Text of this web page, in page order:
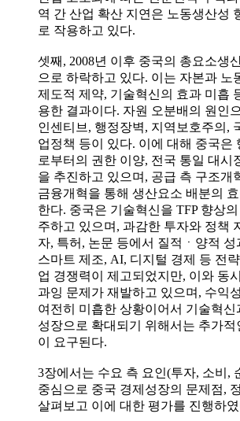
역 간 산업 확산 지연은 노동생산성
로 작용하고 있다.
셋째, 2008년 이후 중국의 총요소생
으로 하락하고 있다. 이는 자본과 노
제도적 제약, 기술혁신의 효과 미흡
용한 결과이다. 자원 오분배의 원인
인센티브, 행정장벽, 지역보호주의,
업정책 등이 있다. 이에 대해 중국은
로부터의 권한 이양, 전국 통일 대시
을 추진하고 있으며, 공급 측 구조개
금융개혁을 통해 생산요소 배분의
한다. 중국은 기술혁신을 TFP 향상
주하고 있으며, 과감한 투자와 정책
자, 특허, 논문 등에서 질적ㆍ양적
스마트 제조, AI, 디지털 경제 등 전
업 경쟁력이 제고되었지만, 이와 동
과잉 문제가 재발하고 있으며, 수익
여전히 미흡한 상황이어서 기술혁신
성장으로 확대되기 위해서는 추가적
이 요구된다.
3장에서는 수요 측 요인(투자, 소비,
중심으로 중국 경제성장의 문제점,
살펴보고 이에 대한 평가를 진행하